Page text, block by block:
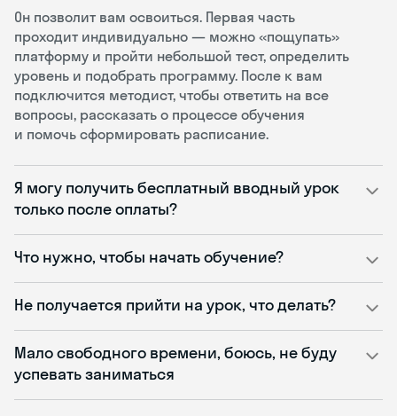
Он позволит вам освоиться. Первая часть
проходит индивидуально — можно «пощупать»
платформу и пройти небольшой тест, определить
уровень и подобрать программу. После к вам
подключится методист, чтобы ответить на все
вопросы, рассказать о процессе обучения
и помочь сформировать расписание.
Я могу получить бесплатный вводный урок
только после оплаты?
Что нужно, чтобы начать обучение?
Не получается прийти на урок, что делать?
Мало свободного времени, боюсь, не буду
успевать заниматься